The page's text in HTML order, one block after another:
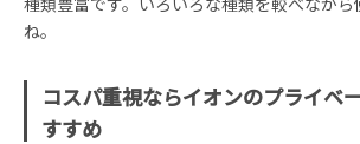
ね。
コスパ重視ならイオンのプライベ
すすめ